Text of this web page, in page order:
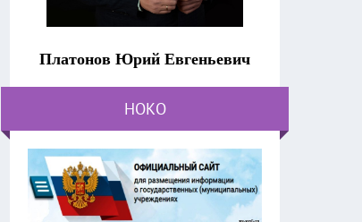
Платонов Юрий Евгеньевич
НОКО